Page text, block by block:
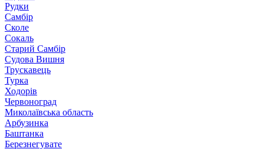
Рудки
Самбір
Сколе
Сокаль
Старий Самбір
Судова Вишня
Трускавець
Турка
Ходорів
Червоноград
Миколаївська область
Арбузинка
Баштанка
Березнегувате